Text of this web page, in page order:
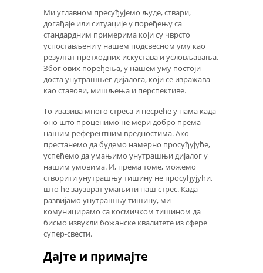
Ми углавном пресуђујемо људе, ствари,
догађаје или ситуације у поређењу са
стандардним примерима који су чврсто
успостављени у нашем подсвесном уму као
резултат претходних искустава и условљавања.
Због ових поређења, у нашем уму постоји
доста унутрашњег дијалога, који се изражава
као ставови, мишљења и перспективе.
То изазива много стреса и несреће у нама када
оно што проценимо не мери добро према
нашим референтним вредностима. Ако
престанемо да будемо намерно просуђујуће,
успећемо да умањимо унутрашњи дијалог у
нашим умовима. И, према томе, можемо
створити унутрашњу тишину не просуђујући,
што ће заузврат умањити наш стрес. Када
развијамо унутрашњу тишину, ми
комуницирамо са космичком тишином да
бисмо извукли божанске квалитете из сфере
супер-свести.
Дајте и примајте